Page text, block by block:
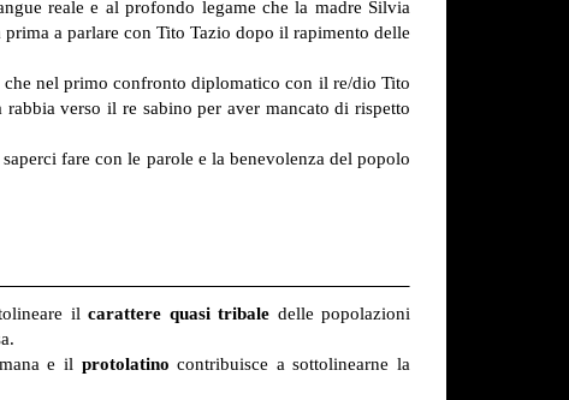
reale e al profondo legame che la madre Silvia
a parlare con Tito Tazio dopo il rapimento delle
che nel primo confronto diplomatico con il re/dio Tito
verso il re sabino per aver mancato di rispetto
fare con le parole e la benevolenza del popolo
il carattere quasi tribale delle popolazioni
e il protolatino contribuisce a sottolinearne la